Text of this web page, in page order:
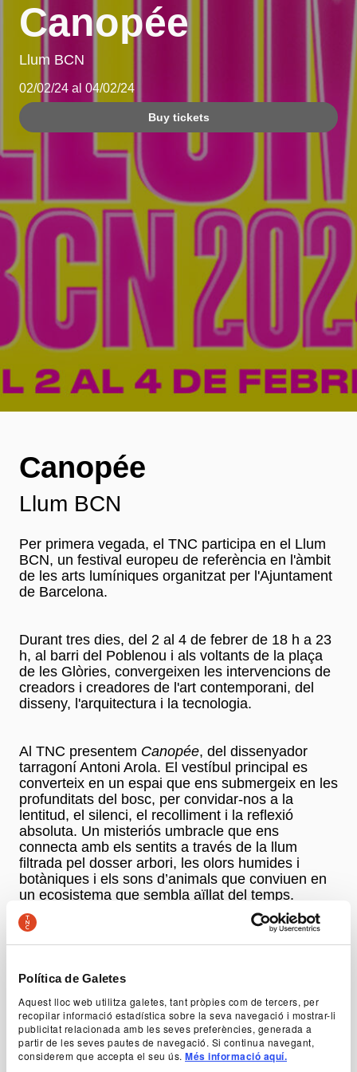
Política de Galetes
Aquest lloc web utilitza galetes, tant pròpies com de tercers, per
recopilar informació estadística sobre la seva navegació i mostrar-li
publicitat relacionada amb les seves preferències, generada a
partir de les seves pautes de navegació. Si continua navegant,
considerem que accepta el seu ús. Més informació aquí.
Canopée
Llum BCN
02/02/24 al 04/02/24
Buy tickets
Canopée
Llum BCN
Per primera vegada, el TNC participa en el Llum
BCN, un festival europeu de referència en l'àmbit
de les arts lumíniques organitzat per l'Ajuntament
de Barcelona.
Durant tres dies, del 2 al 4 de febrer de 18 h a 23
h, al barri del Poblenou i als voltants de la plaça
de les Glòries, convergeixen les intervencions de
creadors i creadores de l'art contemporani, del
disseny, l'arquitectura i la tecnologia.
Al TNC presentem Canopée, del dissenyador
tarragoní Antoni Arola. El vestíbul principal es
converteix en un espai que ens submergeix en les
profunditats del bosc, per convidar-nos a la
lentitud, el silenci, el recolliment i la reflexió
absoluta. Un misteriós umbracle que ens
connecta amb els sentits a través de la llum
filtrada pel dosser arbori, les olors humides i
botàniques i els sons d’animals que conviuen en
un ecosistema que sembla aïllat del temps.
A més, a les oliveres del TNC també hi trobaràs
de Catalunya: un viatge educatiu per tenir una
d'un incendi forestal. IVisiblesal jardí de la Sala
Tallers, de l'Escola Massana: un projecte que
redefineix un extens espai urbà creant paisatge
oníric que convida a la interacció.